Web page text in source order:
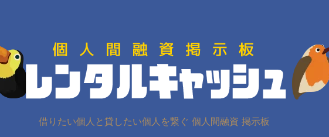
借りたい個人と貸したい個人を繋ぐ 個人間融資 掲示板